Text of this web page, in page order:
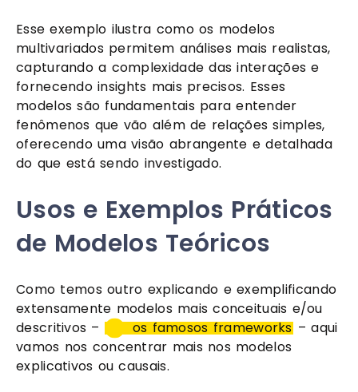
Esse exemplo ilustra como os modelos
multivariados permitem análises mais realistas,
capturando a complexidade das interações e
fornecendo insights mais precisos. Esses
modelos são fundamentais para entender
fenômenos que vão além de relações simples,
oferecendo uma visão abrangente e detalhada
do que está sendo investigado.
Usos e Exemplos Práticos
de Modelos Teóricos
Como temos outro explicando e exemplificando
extensamente modelos mais conceituais e/ou
descritivos –
os famosos frameworks– aqui
vamos nos concentrar mais nos modelos
explicativos ou causais.